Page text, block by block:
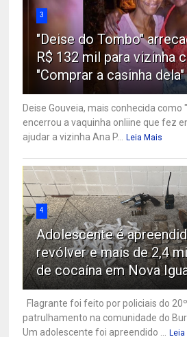
3
"Deise do Tombo"
R$ 132 mil para vizinha
"Comprar a casinha dela"
Deise Gouveia, mais conhecida como
encerrou a vaquinha onliine que fez
ajudar a vizinha Ana P... Leia Mais
4
Adolescente é
revólver e mais de 2,4
de cocaína em Nova
Flagrante foi feito por policiais do
patrulhamento na comunidade do
Um adolescente foi apreendido ...